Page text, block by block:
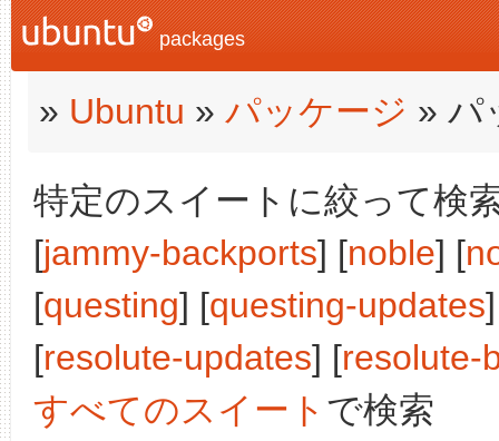
packages
» Ubuntu » パッケージ » パ
特定のスイートに絞って検
[jammy-backports] [noble] [
[questing] [questing-updates
[resolute-updates] [resolute-
すべてのスイート で検索